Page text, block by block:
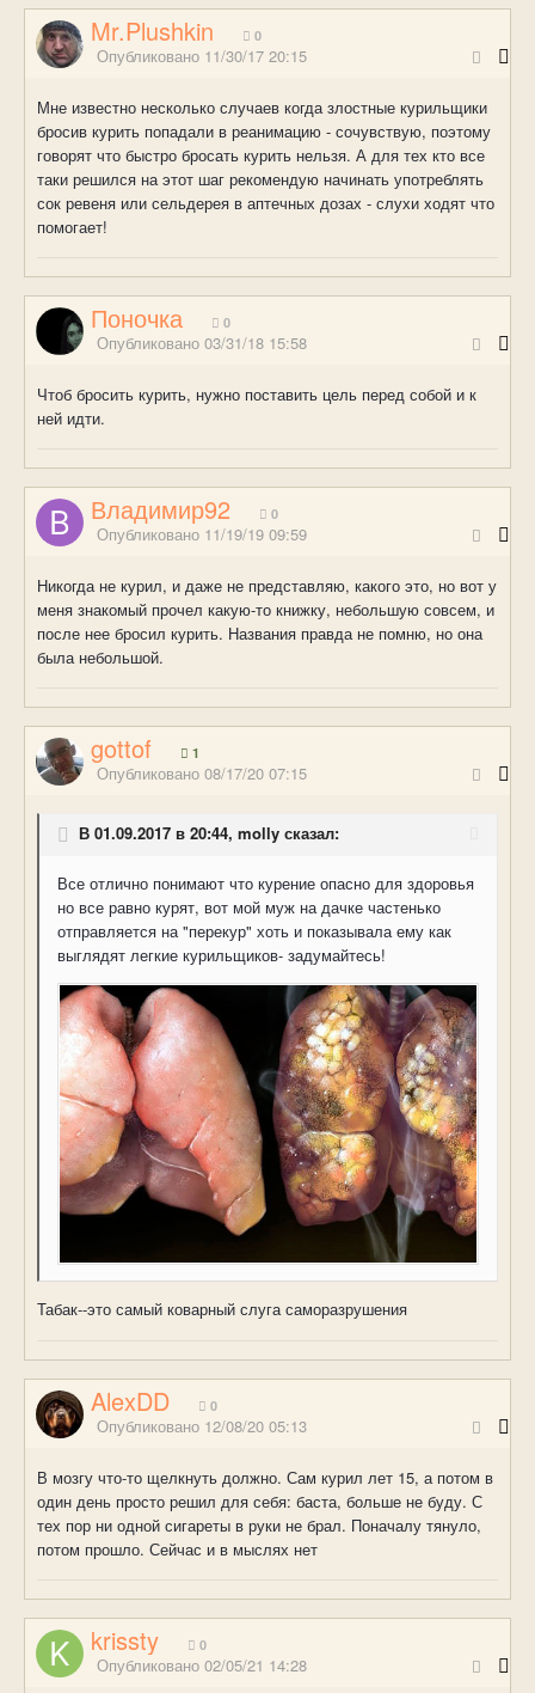
Mr.Plushkin 0
Опубликовано 11/30/17 20:15
Мне известно несколько случаев когда злостные курильщики
бросив курить попадали в реанимацию - сочувствую, поэтому
говорят что быстро бросать курить нельзя. А для тех кто все
таки решился на этот шаг рекомендую начинать употреблять
сок ревеня или сельдерея в аптечных дозах - слухи ходят что
помогает!
Поночка 0
Опубликовано 03/31/18 15:58
Чтоб бросить курить, нужно поставить цель перед собой и к
ней идти.
Владимир92 0
Опубликовано 11/19/19 09:59
Никогда не курил, и даже не представляю, какого это, но вот у
меня знакомый прочел какую-то книжку, небольшую совсем, и
после нее бросил курить. Названия правда не помню, но она
была небольшой.
gottof 1
Опубликовано 08/17/20 07:15
В 01.09.2017 в 20:44, molly сказал:
Все отлично понимают что курение опасно для здоровья
но все равно курят, вот мой муж на дачке частенько
отправляется на "перекур" хоть и показывала ему как
выглядят легкие курильщиков- задумайтесь!
Табак--это самый коварный слуга саморазрушения
AlexDD 0
Опубликовано 12/08/20 05:13
В мозгу что-то щелкнуть должно. Сам курил лет 15, а потом в
один день просто решил для себя: баста, больше не буду. С
тех пор ни одной сигареты в руки не брал. Поначалу тянуло,
потом прошло. Сейчас и в мыслях нет
krissty 0
Опубликовано 02/05/21 14:28